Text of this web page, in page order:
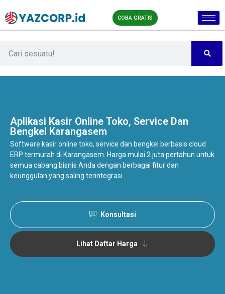
COBA GRATIS
Aplikasi Kasir Online Toko, Service Dan
Bengkel Karangasem
Software kasir online toko, service dan bengkel berbasis cloud
ERP termurah di Karangasem. Harga mulai 2 juta pertahun untuk
semua cabang bisnis Anda dengan berbagai fitur dan
keunggulan yang saling terintegrasi.
Konsultasi
Lihat Daftar Harga